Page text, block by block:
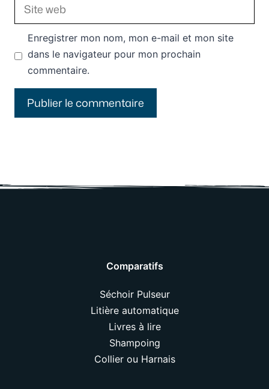
web
Enregistrer mon nom, mon e-mail et mon site
dans le navigateur pour mon prochain
commentaire.
Comparatifs
Séchoir Pulseur
Litière automatique
Livres à lire
Shampoing
Collier ou Harnais